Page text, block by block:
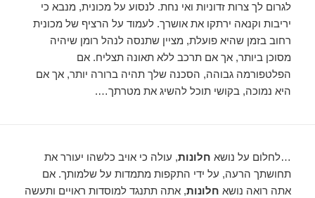
לגרום לך צרות זדוניות ואי נחת. לנסוע על מכונית, מנבא כי
יריבות וקנאה ירתקו את אושרך. לעמוד על הרציף של מכונית
רחוב בזמן שהיא פועלת, מציין שתנסה לנהל רומן שיהיה
מסוכן ביותר, אך אם תרכב ללא תאונה תצליח. אם
הפלטפורמה גבוהה, הסכנה שלך תהיה ברורה יותר, אך אם
היא נמוכה, בקושי תוכל להשיג את מטרתך….
…לחלום על נושא חלונות, עולה כי אויב כלשהו יעורר את
תחושתך הרעה, על ידי התקפות מתמדות על שלמותך. אם
אתה רואה נושא חלונות, אתה תתנגד למוסדות ראויים ותעשה